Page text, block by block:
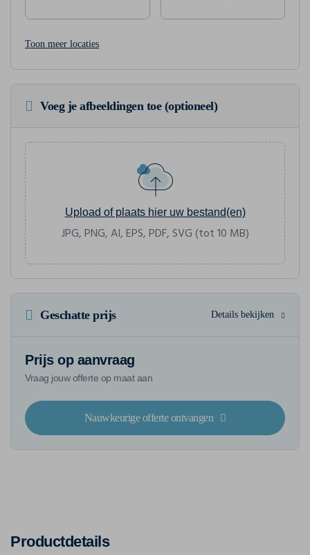
Toon meer locaties
Voeg je afbeeldingen toe (optioneel)
Upload of plaats hier uw bestand(en)
JPG, PNG, AI, EPS, PDF, SVG (tot 10 MB)
Geschatte prijs Details bekijken
Prijs op aanvraag
Vraag jouw offerte op maat aan
Nauwkeurige offerte ontvangen
Productdetails